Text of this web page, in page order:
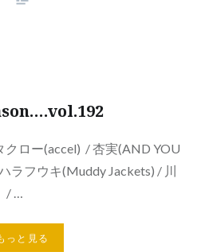
ロー(accel) / 杏実(AND YOU
ラフウキ(Muddy Jackets) / 川
/ …
っと見る